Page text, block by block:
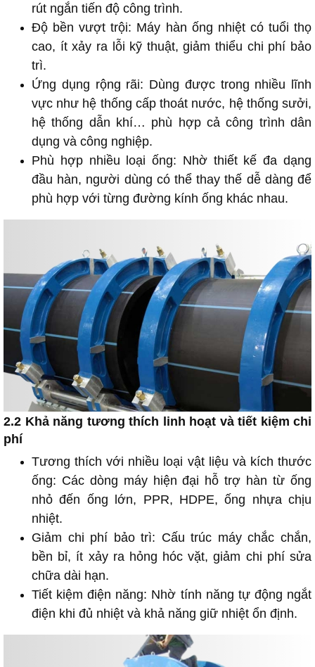
rút ngắn tiến độ công trình.
Độ bền vượt trội: Máy hàn ống nhiệt có tuổi thọ
cao, ít xảy ra lỗi kỹ thuật, giảm thiểu chi phí bảo
trì.
Ứng dụng rộng rãi: Dùng được trong nhiều lĩnh
vực như hệ thống cấp thoát nước, hệ thống sưởi,
hệ thống dẫn khí… phù hợp cả công trình dân
dụng và công nghiệp.
Phù hợp nhiều loại ống: Nhờ thiết kế đa dạng
đầu hàn, người dùng có thể thay thế dễ dàng để
phù hợp với từng đường kính ống khác nhau.
2.2 Khả năng tương thích linh hoạt và tiết kiệm chi
phí
Tương thích với nhiều loại vật liệu và kích thước
ống: Các dòng máy hiện đại hỗ trợ hàn từ ống
nhỏ đến ống lớn, PPR, HDPE, ống nhựa chịu
nhiệt.
Giảm chi phí bảo trì: Cấu trúc máy chắc chắn,
bền bỉ, ít xảy ra hỏng hóc vặt, giảm chi phí sửa
chữa dài hạn.
Tiết kiệm điện năng: Nhờ tính năng tự động ngắt
điện khi đủ nhiệt và khả năng giữ nhiệt ổn định.